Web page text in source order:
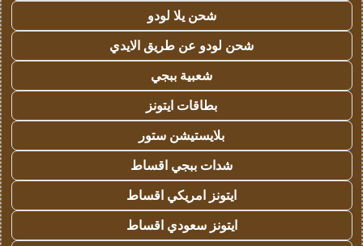
شحن يلا لودو
شحن لودو عن طريق الايدي
شعبية ببجي
بطاقات ايتونز
بلايستيشن ستور
شدات ببجي اقساط
ايتونز امريكي اقساط
ايتونز سعودي اقساط